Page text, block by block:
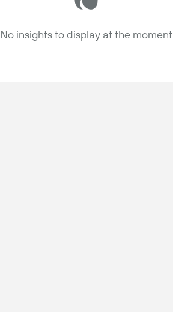
No insights to display at the moment